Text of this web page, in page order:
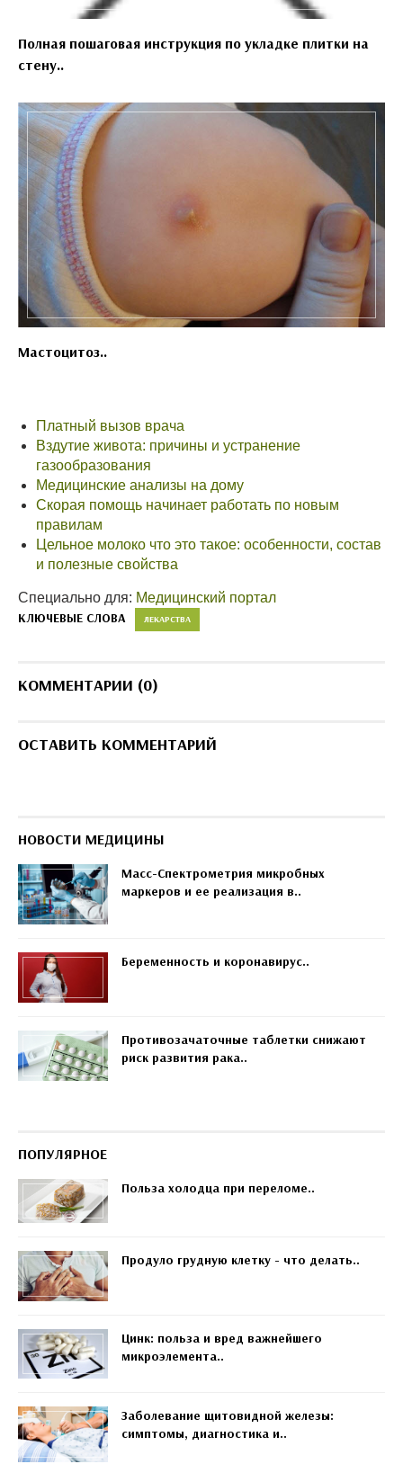
Полная пошаговая инструкция по укладке плитки на
стену..
Мастоцитоз..
Платный вызов врача
Вздутие живота: причины и устранение
газообразования
Медицинские анализы на дому
Скорая помощь начинает работать по новым
правилам
Цельное молоко что это такое: особенности, состав
и полезные свойства
Специально для: Медицинский портал
КЛЮЧЕВЫЕ СЛОВА ЛЕКАРСТВА
КОММЕНТАРИИ (0)
ОСТАВИТЬ КОММЕНТАРИЙ
НОВОСТИ МЕДИЦИНЫ
Масс-Спектрометрия микробных
маркеров и ее реализация в..
Беременность и коронавирус..
Противозачаточные таблетки снижают
риск развития рака..
ПОПУЛЯРНОЕ
Польза холодца при переломе..
Продуло грудную клетку - что делать..
Цинк: польза и вред важнейшего
микроэлемента..
Заболевание щитовидной железы:
симптомы, диагностика и..